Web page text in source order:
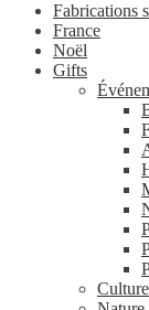
Fabrications
France
Noël
Gifts
Culture